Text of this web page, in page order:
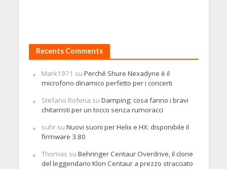
Recents Comments
Mark1971 su Perché Shure Nexadyne è il
microfono dinamico perfetto per i concerti
Stefano Rofena su Damping: cosa fanno i bravi
chitarristi per un tocco senza rumoracci
suhrsu Nuovi suoni per Helix e HX: disponibile il
firmware 3.80
Thomas su Behringer Centaur Overdrive, il clone
del leggendario Klon Centaur a prezzo stracciato